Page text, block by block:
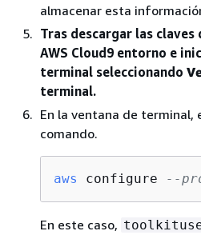
almacenar esta
Tras descargar las claves
AWS Cloud9 entorno e
terminal seleccionando
terminal.
En la ventana de terminal,
comando.
aws configure --
En este caso,